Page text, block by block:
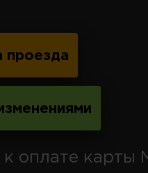
проезда
к оплате карты